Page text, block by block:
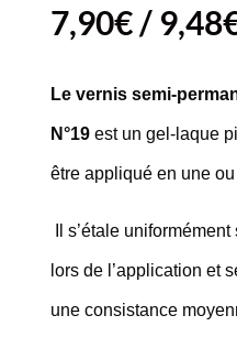
7,90€/ 9,48
Le vernis semi-
N°19 est un gel-laque
être appliqué en une
Il s’étale
lors de l’application et
une consistance